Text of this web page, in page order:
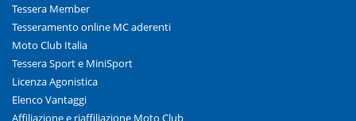
Tessera Member
Tesseramento online MC aderenti
Moto Club Italia
Tessera Sport e MiniSport
Licenza Agonistica
Elenco Vantaggi
Affiliazione e riaffiliazione Moto Club